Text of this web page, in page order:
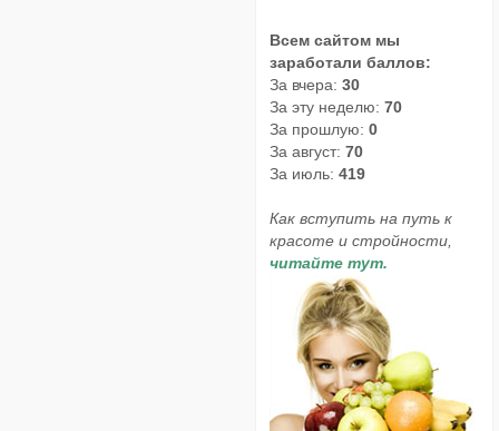
Всем сайтом мы
заработали баллов:
За вчера: 30
За эту неделю: 70
За прошлую: 0
За август: 70
За июль: 419
Как вступить на путь к
красоте и стройности,
читайте тут.